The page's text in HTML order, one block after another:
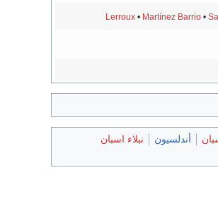
Lerroux• Martínez Barrio•
أندلسيون
نبلاء اسبان